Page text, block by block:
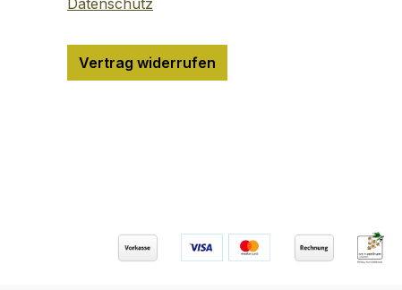
Datenschutz
Vertrag widerrufen